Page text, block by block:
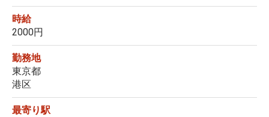
時給
2000円
勤務地
東京都
港区
最寄り駅